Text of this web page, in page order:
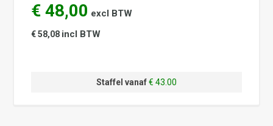
€ 48,00 excl BTW
€ 58,08 incl BTW
Staffel vanaf€ 43.00